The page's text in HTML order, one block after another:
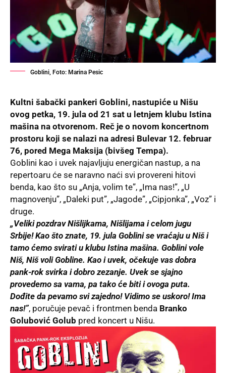
Goblini, Foto: Marina Pesic
Kultni šabački pankeri Goblini, nastupiće u Nišu
ovog petka, 19. jula od 21 sat u letnjem klubu Istina
mašina na otvorenom. Reč je o novom koncertnom
prostoru koji se nalazi na adresi Bulevar 12. februar
76, pored Mega Maksija (bivšeg Tempa).
Goblini kao i uvek najavljuju energičan nastup, a na
repertoaru će se naravno naći svi provereni hitovi
benda, kao što su „Anja, volim te”, „Ima nas!”, „U
magnovenju”, „Daleki put”, „Jagode”, „Cipjonka”, „Voz” i
druge.
„Veliki pozdrav Nišlijkama, Nišlijama i celom jugu
Srbije! Kao što znate, 19. jula Goblini se vraćaju u Niš i
tamo ćemo svirati u klubu Istina mašina. Goblini vole
Niš, Niš voli Gobline. Kao i uvek, očekuje vas dobra
pank-rok svirka i dobro zezanje. Uvek se sjajno
provedemo sa vama, pa tako će biti i ovoga puta.
Dođite da pevamo svi zajedno! Vidimo se uskoro! Ima
nas!”, poručuje pevač i frontmen benda Branko
Golubović Golub pred koncert u Nišu.